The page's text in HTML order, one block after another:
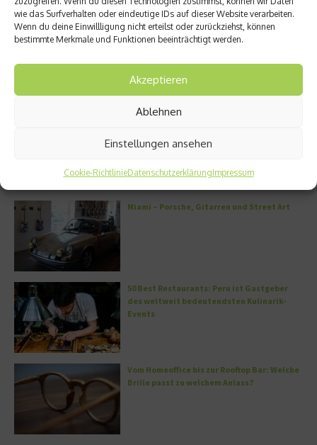
wie das Surfverhalten oder eindeutige IDs auf dieser Website verarbeiten.
Wenn du deine Einwillligung nicht erteilst oder zurückziehst, können
bestimmte Merkmale und Funktionen beeinträchtigt werden.
Akzeptieren
Ablehnen
Einstellungen ansehen
Cookie-RichtlinieDatenschutzerklärungImpressum
Street Art
22. Juli 2026
Escapes – Anschnallen und
losfahren
11. Juni 2026
München
Miami – Porsche, Gitarren und Street Art
50 Best Restaurants: Peru ist Gastgeber
des weltweit bedeutendsten Kulinarik-
Events
Vom Homeoffice bis zur Rooftop Bar: Welche
Brille passt zu welchem Anlass?